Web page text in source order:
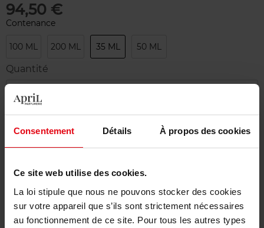
Consentement Détails À propos des cookies
Ce site web utilise des cookies.
La loi stipule que nous ne pouvons stocker des cookies
sur votre appareil que s’ils sont strictement nécessaires
au fonctionnement de ce site. Pour tous les autres types
94,50 €
Contenance
100 ML 200 ML 35 ML 50 ML
Quantité
Livraison
Livraison gratuite à partir de 50€
Retour gratuit dans votre magasin